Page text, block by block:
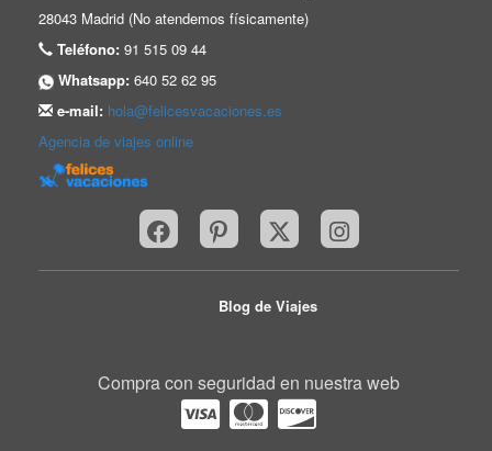
28043 Madrid (No atendemos físicamente)
Teléfono: 91 515 09 44
Whatsapp: 640 52 62 95
e-mail: hola@felicesvacaciones.es
Agencia de viajes online
Blog de Viajes
Compra con seguridad en nuestra web